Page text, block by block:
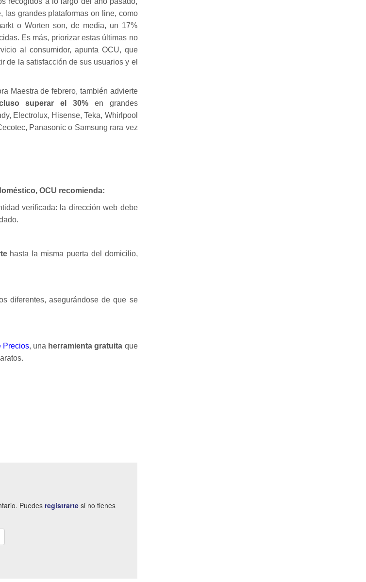
las grandes plataformas on line, como
o Worten son, de media, un 17%
Es más, priorizar estas últimas no
al consumidor, apunta OCU, que
de la satisfacción de sus usuarios y el
Maestra de febrero, también advierte
superar el 30%en grandes
Electrolux, Hisense, Teka, Whirlpool
Panasonic o Samsung rara vez
OCU recomienda:
verificada: la dirección web debe
hasta la misma puerta del domicilio,
diferentes, asegurándose de que se
Precios, una herramienta gratuita que
Puedes registrarte si no tienes